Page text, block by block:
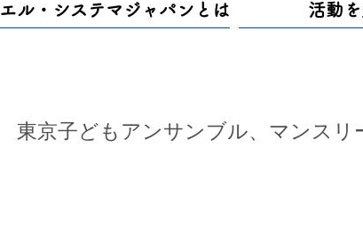
エル・システマジャパンとは 活動
東京子どもアンサンブル、マンス